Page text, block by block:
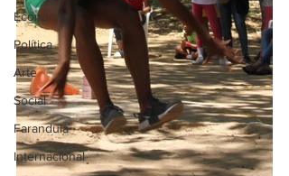
Economía
Política
Arte
Social
Farandula
Internacional